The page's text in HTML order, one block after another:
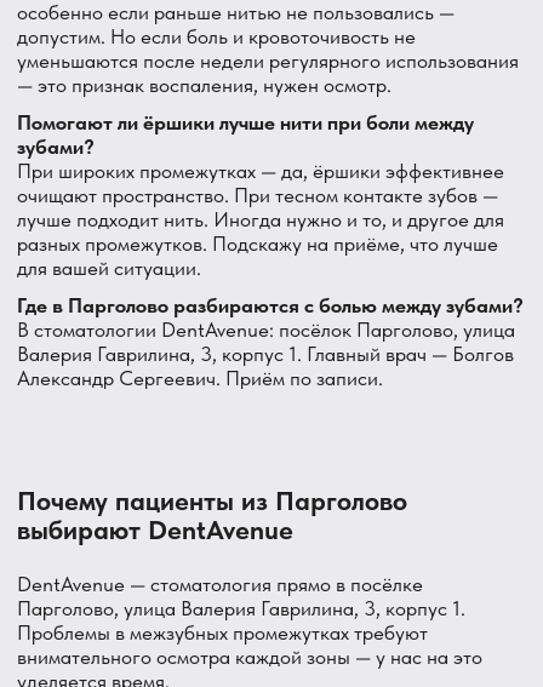
Услуги
Главная
Услуги
Преимущества
О клинике
Команда
Терапия
Ортопедия
Хирургия
Проф. гигиена
Полезное
Информация
Парголово,
ул. В. Гаврилина, 3, корп. 1
Отзывы
Работы
Частые вопросы
Контакты
Пользовательское соглашение
ИНН 7802691806, ОГРН1197847135133
Вверх
Юр. адрес:194358, Парголово, ул.
Валерия Гаврилина 3 корпус 1 литера
А, помещение 51Н.
Лицензия: Серия ЛО-1 номер ЛО-78-01-